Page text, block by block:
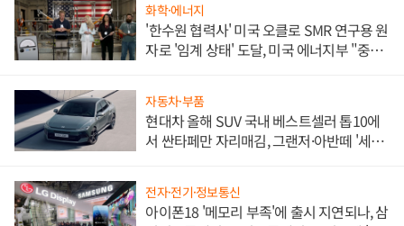
화학·에너지
'한수원 협력사' 미국 오클로 SMR 연구용 원
자로 '임계 상태' 도달, 미국 에너지부 "중요
자동차·부품
현대차 올해 SUV 국내 베스트셀러 톱10에
서 싼타페만 자리매김, 그랜저·아반떼 '세단
전자·전기·정보통신
아이폰18 '메모리 부족'에 출시 지연되나, 삼